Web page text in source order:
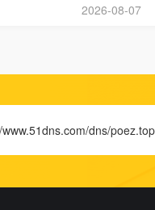
2026-08-07
dns/poez.top